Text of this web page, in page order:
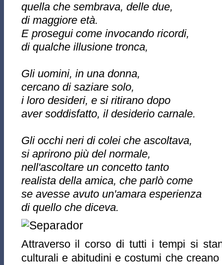
quella che sembrava, delle due,
di maggiore età.
E prosegui come invocando ricordi,
di qualche illusione tronca,
Gli uomini, in una donna,
cercano di saziare solo,
i loro desideri, e si ritirano dopo
aver soddisfatto, il desiderio carnale.
Gli occhi neri di colei che ascoltava,
si aprirono più del normale,
nell'ascoltare un concetto tanto
realista della amica, che parlò come
se avesse avuto un'amara esperienza
di quello che diceva.
Attraverso il corso di tutti i tempi si
culturali e abitudini e costumi che